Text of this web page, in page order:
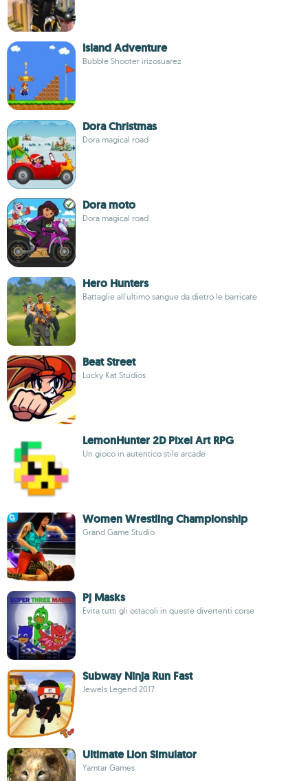
Island Adventure
Bubble Shooter irizosuarez
Dora Christmas
Dora magical road
Dora moto
Dora magical road
Hero Hunters
Battaglie all'ultimo sangue da dietro le barricate
Beat Street
Lucky Kat Studios
LemonHunter 2D Pixel Art RPG
Un gioco in autentico stile arcade
Women Wrestling Championship
Grand Game Studio
Pj Masks
Evita tutti gli ostacoli in queste divertenti corse
Subway Ninja Run Fast
Jewels Legend 2017
Ultimate Lion Simulator
Yamtar Games